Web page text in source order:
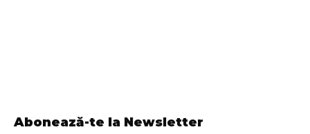
Abonează-te la Newsletter